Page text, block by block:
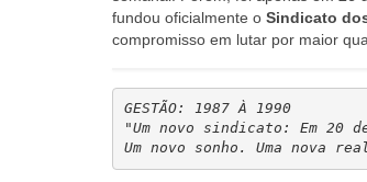
fundou oficialmente o Sindicato
compromisso em lutar por maior
GESTÃO: 1987 À 1990
"Um novo sindicato: Em 20
Um novo sonho. Uma nova